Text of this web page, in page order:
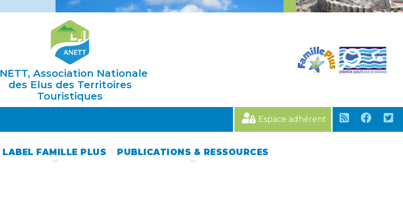
Association Nationale
des Elus des Territoires
Touristiques
Espace adhérent
LABEL FAMILLE PLUS PUBLICATIONS & RESSOURCES